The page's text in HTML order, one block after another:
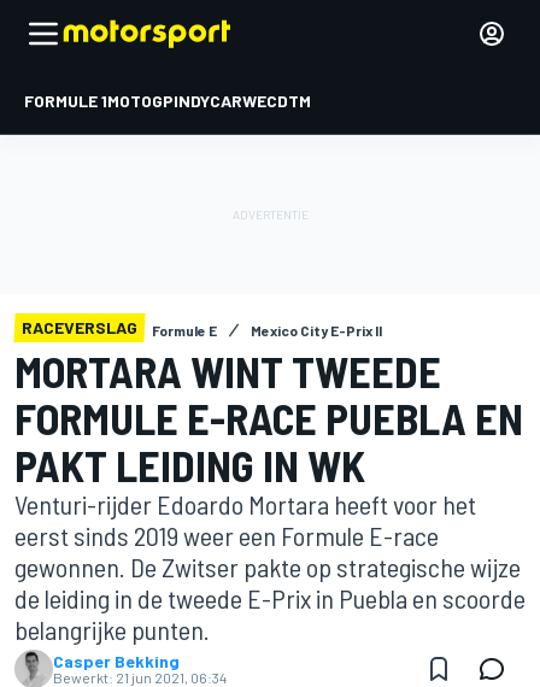
FORMULE 1MOTOGPINDYCARWECDTM
RACEVERSLAG Formule E Mexico City E-Prix II
MORTARA WINT TWEEDE
FORMULE E-RACE PUEBLA EN
PAKT LEIDING IN WK
Venturi-rijder Edoardo Mortara heeft voor het
eerst sinds 2019 weer een Formule E-race
gewonnen. De Zwitser pakte op strategische wijze
de leiding in de tweede E-Prix in Puebla en scoorde
belangrijke punten.
Casper Bekking
Bewerkt: 21 jun 2021, 06:34